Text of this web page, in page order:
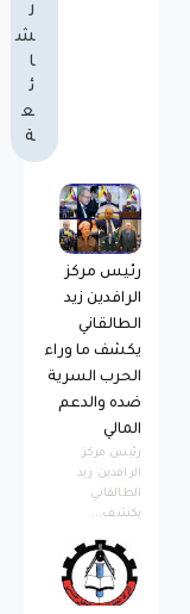
ل
ش
ا
ئ
ع
ة
رئيس مركز
الرافدين زيد
الطالقاني
يكشف ما وراء
الحرب السرية
ضده والدعم
المالي
رئيس مركز
الرافدين زيد
الطالقاني
يكشف...